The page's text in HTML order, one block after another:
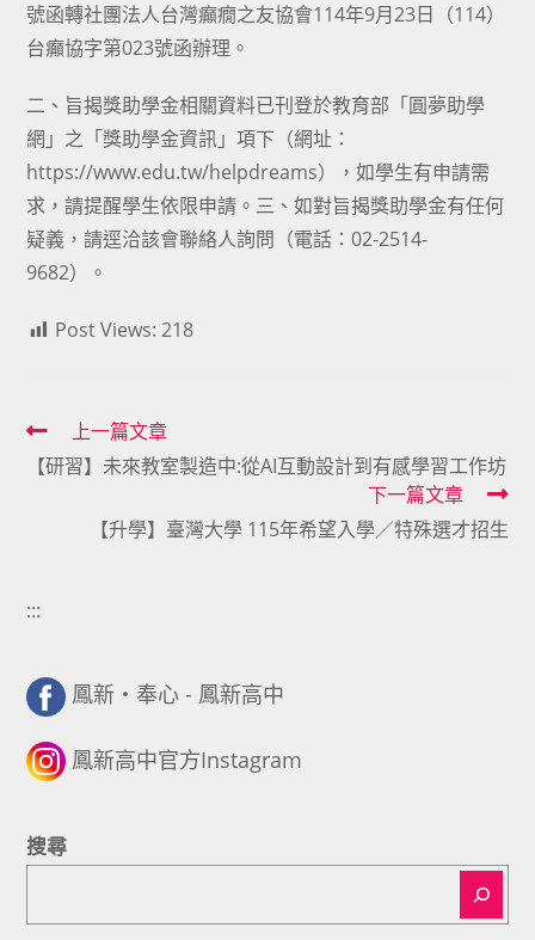
號函轉社團法人台灣癲癇之友協會114年9月23日（114）
台癲協字第023號函辦理。
二、旨揭獎助學金相關資料已刊登於教育部「圓夢助學
網」之「獎助學金資訊」項下（網址：
https://www.edu.tw/helpdreams），如學生有申請需
求，請提醒學生依限申請。三、如對旨揭獎助學金有任何
疑義，請逕洽該會聯絡人詢問（電話：02-2514-
9682）。
Post Views: 218
Read
more
articles
上一篇文章
【研習】未來教室製造中:從AI互動設計到有感學習工作坊
下一篇文章
【升學】臺灣大學 115年希望入學／特殊選才招生
:::
鳳新・奉心 - 鳳新高中
鳳新高中官方Instagram
搜尋